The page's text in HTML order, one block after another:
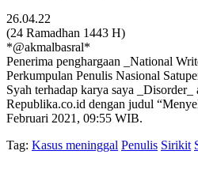
26.04.22
(24 Ramadhan 1443 H)
*@akmalbasral*
Penerima penghargaan _National
Perkumpulan Penulis Nasional
Syah terhadap karya saya
Republika.co.id dengan judul
Februari 2021, 09:55 WIB.
Tag: Kasus meninggal Penulis Sirikit